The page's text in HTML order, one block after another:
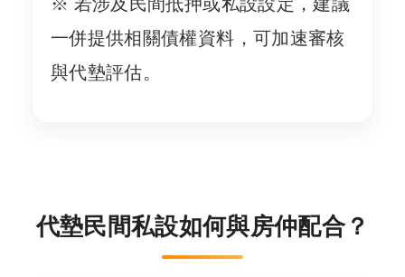
一併提供相關債權資料，可加速審核
與代墊評估。
代墊民間私設如何與房仲配合？